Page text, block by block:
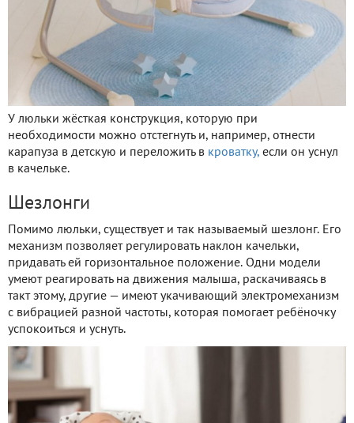
У люльки жёсткая конструкция, которую при
необходимости можно отстегнуть и, например, отнести
карапуза в детскую и переложить в кроватку, если он уснул
в качельке.
Шезлонги
Помимо люльки, существует и так называемый шезлонг. Его
механизм позволяет регулировать наклон качельки,
придавать ей горизонтальное положение. Одни модели
умеют реагировать на движения малыша, раскачиваясь в
такт этому, другие — имеют укачивающий электромеханизм
с вибрацией разной частоты, которая помогает ребёночку
успокоиться и уснуть.